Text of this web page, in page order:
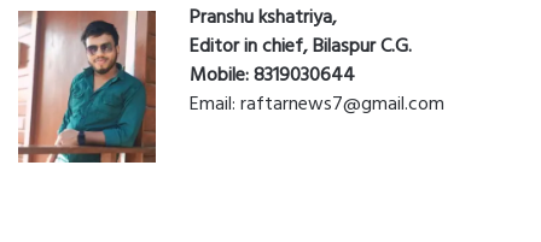
Pranshu kshatriya,
Editor in chief, Bilaspur C.G.
Mobile: 8319030644
Email: raftarnews7@gmail.com